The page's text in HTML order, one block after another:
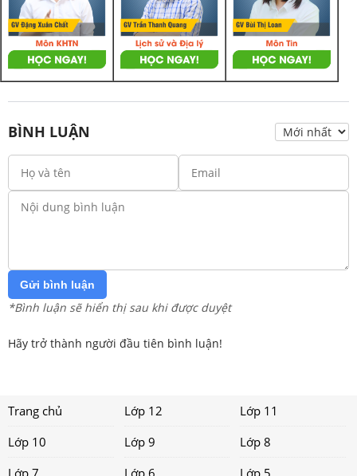
BÌNH LUẬN
Gửi bình luận
*Bình luận sẽ hiển thị sau khi được duyệt
Hãy trở thành người đầu tiên bình luận!
Trang chủ Lớp 12
Lớp 11
Lớp 10
Lớp 9
Lớp 8
Lớp 7
Lớp 6 Lớp 5